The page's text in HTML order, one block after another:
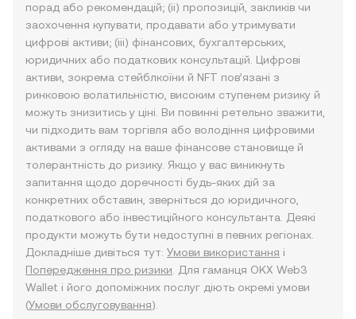
порад або рекомендацій; (ii) пропозицій, закликів чи
заохочення купувати, продавати або утримувати
цифрові активи; (iii) фінансових, бухгалтерських,
юридичних або податкових консультацій. Цифрові
активи, зокрема стейблкоїни й NFT пов’язані з
ринковою волатильністю, високим ступенем ризику й
можуть знизитись у ціні. Ви повинні ретельно зважити,
чи підходить вам торгівля або володіння цифровими
активами з огляду на ваше фінансове становище й
толерантність до ризику. Якщо у вас виникнуть
запитання щодо доречності будь-яких дій за
конкретних обставин, зверніться до юридичного,
податкового або інвестиційного консультанта. Деякі
продукти можуть бути недоступні в певних регіонах.
Докладніше дивіться тут: Умови використання і
Попередження про ризики . Для гаманця OKX Web3
Wallet і його допоміжних послуг діють окремі умови
(Умови обслуговування).